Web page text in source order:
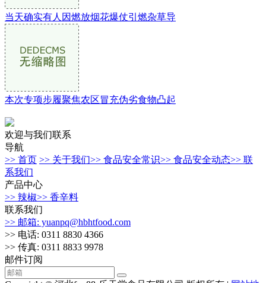
当天确实有人因燃放烟花爆仗引燃杂草导
本次专项步履聚焦农区冒充伪劣食物凸起
欢迎与我们联系
导航
>> 首页 >> 关于我们>> 食品安全常识>> 食品安全动态>> 联
系我们
产品中心
>> 辣椒>> 香辛料
联系我们
>> 邮箱: yuanpq@hbhtfood.com
>> 电话: 0311 8830 4366
>> 传真: 0311 8833 9978
邮件订阅